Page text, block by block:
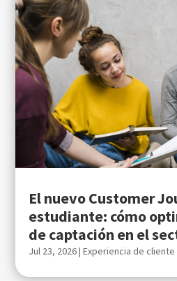
El nuevo Customer
estudiante: cómo
de captación en el
Jul 23, 2026|Experiencia de cliente